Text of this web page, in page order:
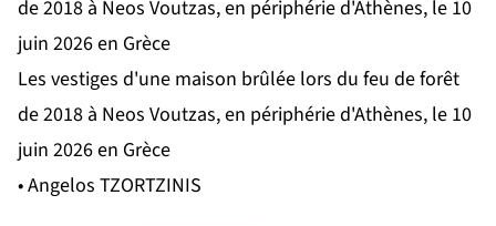
Les vestiges d'une maison brûlée lors du feu de forêt
de 2018 à Neos Voutzas, en périphérie d'Athènes, le 10
juin 2026 en Grèce
• Angelos TZORTZINIS